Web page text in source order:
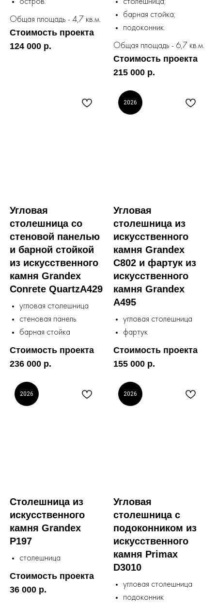
остров.
Общая площадь - 4,7 кв.м.
Стоимость проекта
124 000 р.
столешница;
барная стойка;
подоконник.
Общая площадь - 6,7 кв.м.
Стоимость проекта
215 000 р.
Угловая
столешница со
стеновой панелью
и барной стойкой
из искусственного
камня Grandex
Conrete QuartzA429
угловая столешница
стеновая панель
барная стойка
Стоимость проекта
236 000 р.
2026
Угловая
столешница из
искусственного
камня Grandex
C802 и фартук из
искусственного
камня Grandex
A495
угловая столешница
фартук
Стоимость проекта
155 000 р.
2026
Столешница из
искусственного
камня Grandex
P197
столешница
Стоимость проекта
36 000 р.
2026
Угловая
столешница с
подоконником из
искусственного
камня Primax
D3010
угловая столешница
подоконник